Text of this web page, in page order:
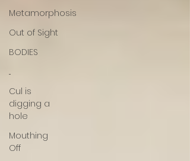
Metamorphosis
Out of Sight
BODIES
...
Cul is
digging a
hole
Mouthing
Off